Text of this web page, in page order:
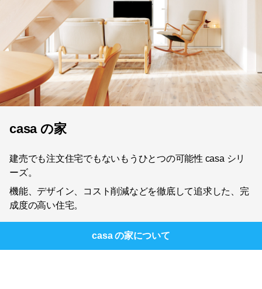
casa の家
建売でも注文住宅でもないもうひとつの可能性 casa シリ
ーズ。
機能、デザイン、コスト削減などを徹底して追求した、完
成度の高い住宅。
casa の家について